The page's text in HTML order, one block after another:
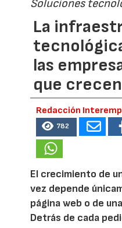
Soluciones
La
las
que crecen
Redacción
782
El crecimiento de
vez depende
página web o de
Detrás de cada